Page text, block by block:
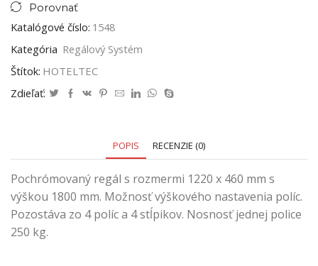
Porovnať
Katalógové číslo: 1548
Kategória Regálový Systém
Štítok: HOTELTEC
Zdieľať:
POPIS RECENZIE (0)
Pochrómovaný regál s rozmermi 1220 x 460 mm s
výškou 1800 mm. Možnosť výškového nastavenia políc.
Pozostáva zo 4 políc a 4 stĺpikov. Nosnosť jednej police
250 kg.